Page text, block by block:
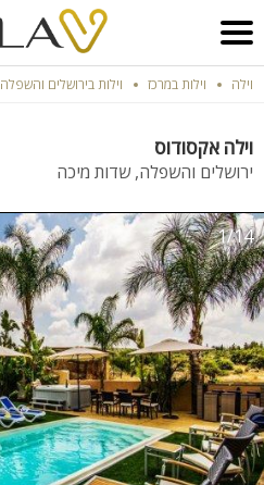
וילה וילות במרכז וילות בירושלים והשפלה
וילה אקסודוס
ירושלים והשפלה, שדות מיכה
1/14